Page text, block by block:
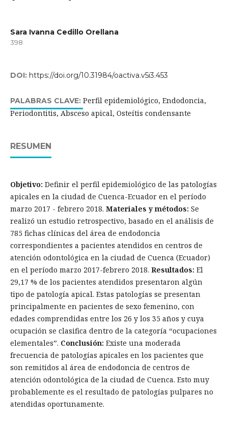
Sara Ivanna Cedillo Orellana
398
DOI: https://doi.org/10.31984/oactiva.v5i3.453
PALABRAS CLAVE: Perfil epidemiológico, Endodoncia,
Periodontitis, Absceso apical, Osteítis condensante
RESUMEN
Objetivo: Definir el perfil epidemiológico de las patologías
apicales en la ciudad de Cuenca-Ecuador en el período
marzo 2017 - febrero 2018. Materiales y métodos: Se
realizó un estudio retrospectivo, basado en el análisis de
785 fichas clínicas del área de endodoncia
correspondientes a pacientes atendidos en centros de
atención odontológica en la ciudad de Cuenca (Ecuador)
en el período marzo 2017-febrero 2018. Resultados: El
29,17 % de los pacientes atendidos presentaron algún
tipo de patología apical. Estas patologías se presentan
principalmente en pacientes de sexo femenino, con
edades comprendidas entre los 26 y los 35 años y cuya
ocupación se clasifica dentro de la categoría “ocupaciones
elementales”. Conclusión: Existe una moderada
frecuencia de patologías apicales en los pacientes que
son remitidos al área de endodoncia de centros de
atención odontológica de la ciudad de Cuenca. Esto muy
probablemente es el resultado de patologías pulpares no
atendidas oportunamente.